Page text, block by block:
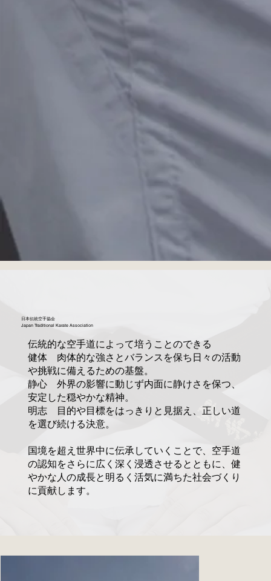
日本伝統空手協会
Japan Traditional Karate Association
伝統的な空手道によって培うことのできる
健体 肉体的な強さとバランスを保ち日々の活動
や挑戦に備えるための基盤。
静心 外界の影響に動じず内面に静けさを保つ、
安定した穏やかな精神。
明志 目的や目標をはっきりと見据え、正しい道
を選び続ける決意。
国境を超え世界中に伝承していくことで、空手道
の認知をさらに広く深く浸透させるとともに、健
やかな人の成長と明るく活気に満ちた社会づくり
に貢献します。